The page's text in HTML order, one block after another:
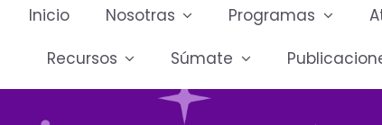
Inicio Nosotras Programas
Recursos
Súmate